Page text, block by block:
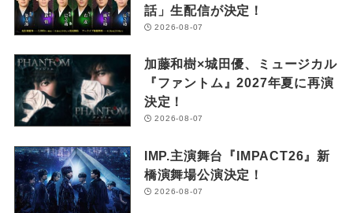
話」生配信が決定！
2026-08-07
加藤和樹×城田優、ミュージカル
『ファントム』2027年夏に再演
決定！
2026-08-07
IMP.主演舞台『IMPACT26』新
橋演舞場公演決定！
2026-08-07